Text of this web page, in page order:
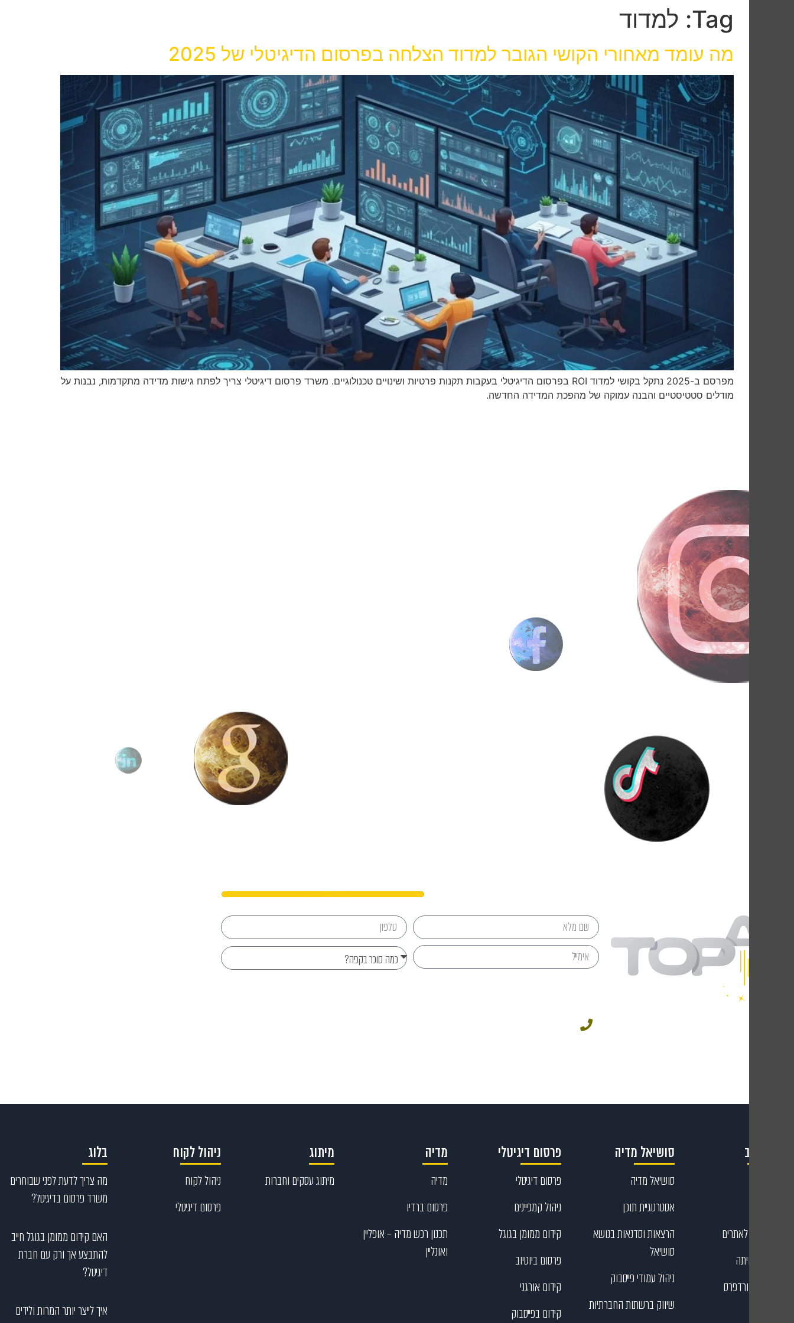
Tag: למדוד
מה עומד מאחורי הקושי הגובר למדוד הצלחה בפרסום הדיגיטלי של 2025
מפרסם ב-2025 נתקל בקושי למדוד ROI בפרסום הדיגיטלי בעקבות תקנות פרטיות ושינויים טכנולוגיים. משרד פרסום דיגיטלי צריך לפתח גישות מדידה מתקדמות, נבנות על
מודלים סטטיסטיים והבנה עמוקה של מהפכת המדידה החדשה.
קריאייטיב
כתיבת תוכן לאתרים
בניית דפי נחיתה
בניית אתרי וורדפרס
סושיאל מדיה
סושיאל מדיה
אסטרטגיית תוכן
הרצאות וסדנאות בנושא
סושיאל
ניהול עמודי פייסבוק
שיווק ברשתות החברתיות
פרסום דיגיטלי
פרסום דיגיטלי
ניהול קמפיינים
קידום ממומן בגוגל
פרסום ביוטיוב
קידום אורגני
קידום בפייסבוק
מדיה
מדיה
פרסום ברדיו
תכנון רכש מדיה – אופליין
ואונליין
מיתוג
מיתוג עסקים וחברות
ניהול לקוח
ניהול לקוח
פרסום דיגיטלי
בלוג
מה צריך לדעת לפני שבוחרים
משרד פרסום בדיגיטל?
האם קידום ממומן בגוגל חייב
להתבצע אך ורק עם חברת
דיגיטל?
איך לייצר יותר המרות ולידים